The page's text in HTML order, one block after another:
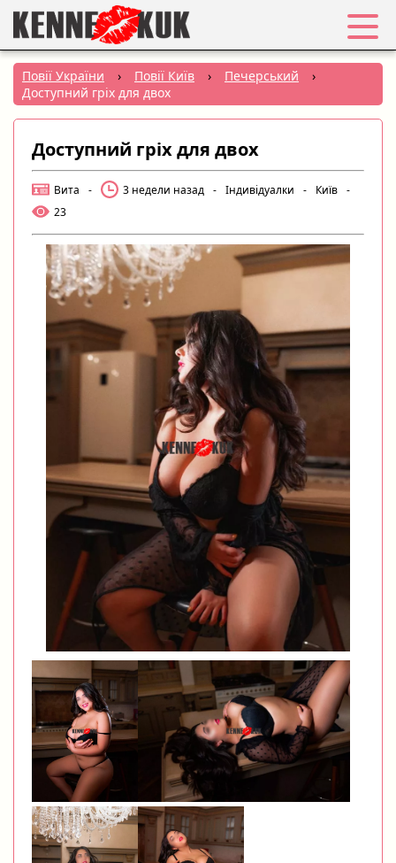
Обране
Вхід
Реєстрація
Міста:
РУС|
УКР
Створити оголошення
Повії України › Повії Київ › Печерський
›
Доступний гріх для двох
Доступний гріх для двох
Вита - 3 недели назад - Індивідуалки - Київ -
23